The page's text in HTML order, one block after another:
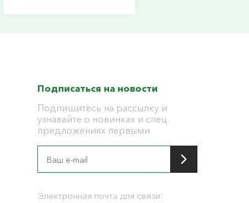
Подписаться на новости
Подпишитесь на рассылку и
узнавайте о новинках и спец.
предложениях первыми
Электронная почта для связи: